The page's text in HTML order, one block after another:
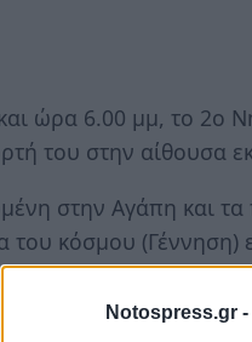
Notospress.gr -
ώρα 6.00 μμ, το 2o
του στην
στην Αγάπη και
του κόσμου
Ελλάδα ψάλλοντας
χαρά, γέλιο ,